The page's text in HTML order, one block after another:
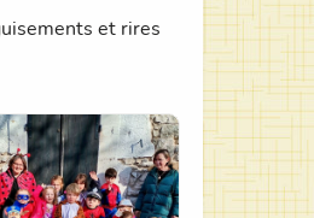
et rires